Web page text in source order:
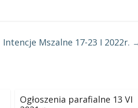
Intencje Mszalne 17-23 I 2022r.
Ogłoszenia parafialne 13 VI